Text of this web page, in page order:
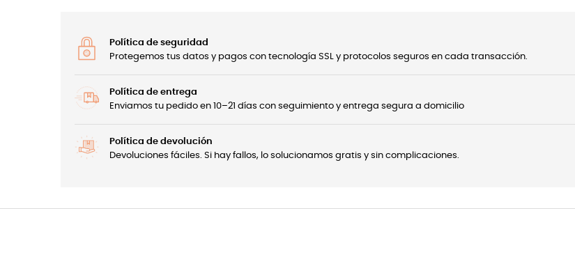
Política de seguridad
Protegemos tus datos y pagos con tecnología SSL y protocolos seguros en cada transacción.
Política de entrega
Enviamos tu pedido en 10–21 días con seguimiento y entrega segura a domicilio
Política de devolución
Devoluciones fáciles. Si hay fallos, lo solucionamos gratis y sin complicaciones.